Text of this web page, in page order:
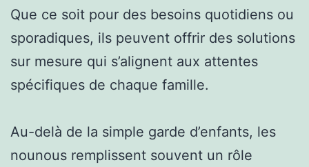
Que ce soit pour des besoins quotidiens ou
sporadiques, ils peuvent offrir des solutions
sur mesure qui s’alignent aux attentes
spécifiques de chaque famille.
Au-delà de la simple garde d’enfants, les
nounous remplissent souvent un rôle